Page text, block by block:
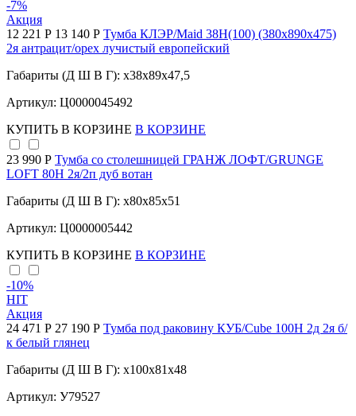
-7%
Акция
12 221 Р 13 140 Р Тумба КЛЭР/Maid 38Н(100) (380х890х475)
2я антрацит/орех лучистый европейский
Габариты (Д Ш В Г): x38x89x47,5
Артикул: Ц0000045492
КУПИТЬ В КОРЗИНЕ В КОРЗИНЕ
23 990 Р Тумба со столешницей ГРАНЖ ЛОФТ/GRUNGE
LOFT 80Н 2я/2п дуб вотан
Габариты (Д Ш В Г): x80x85x51
Артикул: Ц0000005442
КУПИТЬ В КОРЗИНЕ В КОРЗИНЕ
-10%
HIT
Акция
24 471 Р 27 190 Р Тумба под раковину КУБ/Cube 100Н 2д 2я б/
к белый глянец
Габариты (Д Ш В Г): x100x81x48
Артикул: У79527